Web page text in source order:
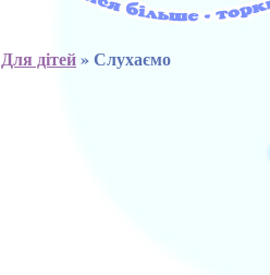
Для дітей» Слухаємо